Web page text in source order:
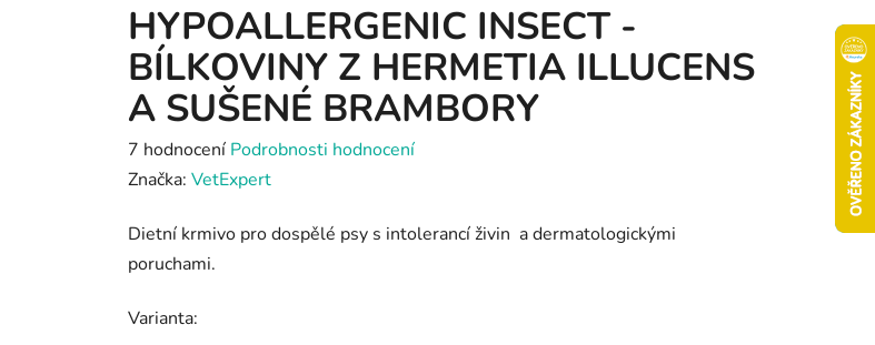
HYPOALLERGENIC INSECT -
BÍLKOVINY Z HERMETIA ILLUCENS
A SUŠENÉ BRAMBORY
Průměrné
hodnocení
je
5,0
5
7 hodnocení Podrobnosti hodnocení
Značka: VetExpert
Dietní krmivo pro dospělé psy s intolerancí živin a dermatologickými
poruchami.
Varianta: